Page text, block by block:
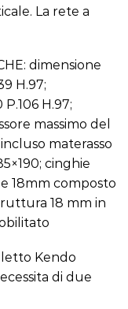
La rete a
dimensione
H.97;
H.97;
massimo del
materasso
cinghie
18mm composto
18 mm in
letto Kendo
di due